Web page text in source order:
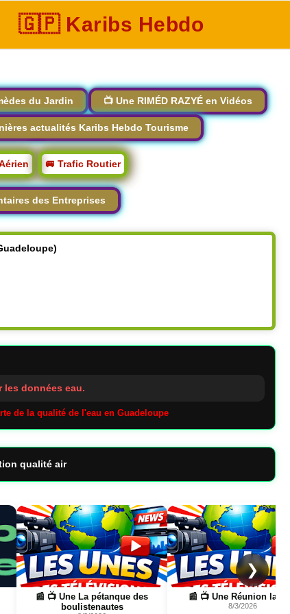
🇬🇵 Karibs Hebdo
du Jardin 📺 Une RIMÉD RAZYÉ en Vidéos
actualités Karibs Hebdo Tourisme
🚐 Trafic Routier
des Entreprises
les données eau.
de la qualité de l'eau en Guadeloupe
qualité air
Page
📰 📺 Une Réunion la 1ère
8/3/2026
Page
📰 📺 Une Guadeloupe la 1ère
8/3/2026
❯